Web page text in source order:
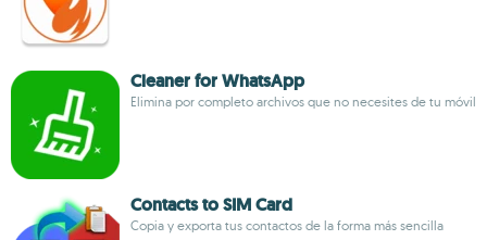
Cleaner for WhatsApp
Elimina por completo archivos que no necesites de tu móvil
Contacts to SIM Card
Copia y exporta tus contactos de la forma más sencilla